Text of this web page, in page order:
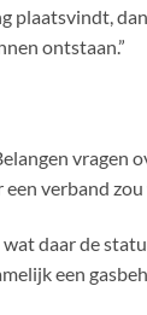
plaatsvindt,
ontstaan.”
vragen
verband
wat daar de
een